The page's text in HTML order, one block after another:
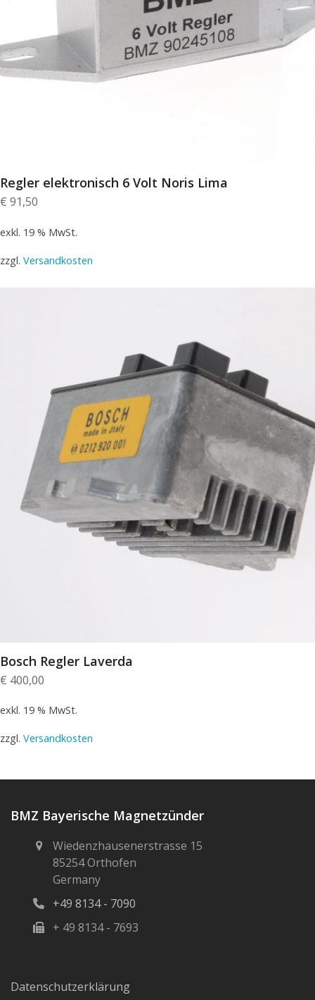
Regler elektronisch 6 Volt Noris Lima
€ 91,50
exkl. 19 % MwSt.
zzgl. Versandkosten
Bosch Regler Laverda
€ 400,00
exkl. 19 % MwSt.
zzgl. Versandkosten
BMZ Bayerische Magnetzünder
Wiedenzhausenerstrasse 15
85254 Orthofen
Germany
+49 8134 - 7090
+ 49 8134 - 7693
Datenschutzerklärung